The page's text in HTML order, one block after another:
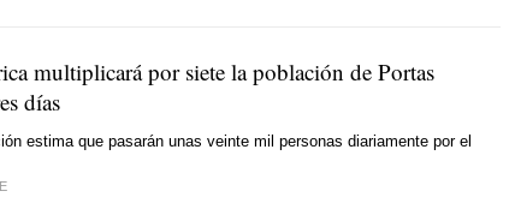
multiplicará por siete la población de Portas
días
estima que pasarán unas veinte mil personas diariamente por el